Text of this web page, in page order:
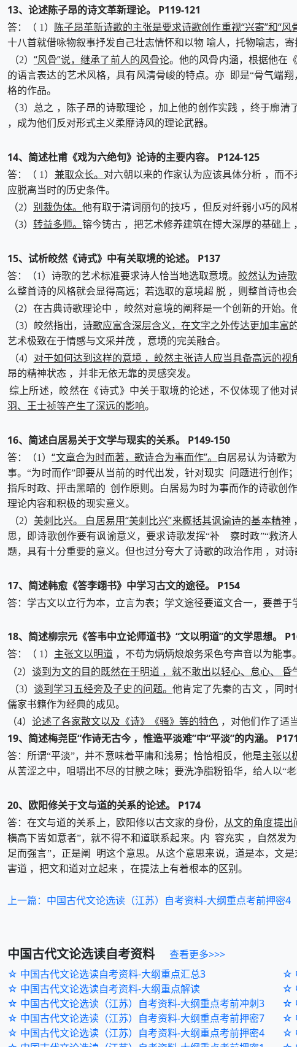
13、论述陈子昂的诗文革新理论。 P119-121
答：（ 1） 陈子昂革新诗歌的主张是要求诗歌创作重视“兴寄”和“风
十八首就借咏物叙事抒发自己壮志情怀和以物 喻人，托物喻志，
（2） “风骨”说，继承了前人的风骨论。他的风骨内涵，根据他在
的语言表达的艺术风格，具有风清骨峻的特点。亦 即是“骨气端
格的作品。
（3）总之 ，陈子昂的诗歌理论 ，加上他的创作实践 ，终于廓
，成为他们反对形式主义柔靡诗风的理论武器。
14、简述杜甫《戏为六绝句》论诗的主要内容。 P124-125
答：（ 1） 兼取众长。
对六朝以来的作家认为应该具体分析 ，而
应脱离当时的历史条件。
（2） 别裁伪体。他有取于清词丽句的技巧 ，但反对纤弱小巧的风
（3） 转益多师。 镕今铸古 ，把艺术修养建筑在博大深厚的基础上
15、试析皎然《诗式》中有关取境的论述。 P137
答：（1）诗歌的艺术标准要求诗人恰当地选取意境。 皎然认为诗
么整首诗的风格就会显得高远；若选取的意境超 脱 ，则整首诗也会
（2）在古典诗歌理论中 ，皎然对意境的阐释是一个创新的开始。
（3）皎然指出， 诗歌应富含深层含义，在文字之外传达更加丰富
艺术极致在于情感与文采并茂 ，意境的完美融合。
（4） 对于如何达到这样的意境 ，皎然主张诗人应当具备高远的视
昂的精神状态 ，并非无依无靠的灵感突发。
综上所述，皎然在《诗式》中关于取境的论述，不仅体现了他
羽、王士祯等产生了深远的影响。
16、简述白居易关于文学与现实的关系。 P149-150
答：（1）“文章合为时而著，歌诗合为事而作”。
白居易认为诗歌
事。“为时而作”即要从当前的时代出发，针对现实 问题进行创作
指斥时政、抨击黑暗的 创作原则。白居易为时为事而作的诗歌创
理论内容和积极的现实意义。
（2） 美刺比兴。 白居易用“美刺比兴”来概括其讽谕诗的基本精神
思，即诗歌创作要有讽谕意义，要求诗歌发挥“补 察时政”“救济
题，具有十分重要的意义。但也过分夸大了诗歌的政治作用 ，对
17、简述韩愈《答李翊书》中学习古文的途径。 P154
答：学古文以立行为本，立言为表；学文途径要道文合一，要善
18、简述柳宗元《答韦中立论师道书》“文以明道”的文学思想。
答：（ 1） 主张文以明道 ，不苟为炳炳烺烺务采色夸声音以为能事。
（2） 谈到为文的目的既然在于明道 ，就不敢出以轻心、怠心、 昏
（3）谈到学习五经旁及子史的问题。他肯定了先秦的古文 ，同
儒家书籍作为经典的成见。
（4） 论述了各家散文以及《诗》《骚》等的特色 ，对他们作了适
19、简述梅尧臣“作诗无古今 ，惟造平淡难”中“平淡”的内涵。 P171
答：所谓“平淡”，并不意味着平庸和浅易；恰恰相反，他是主张以
从苦涩之中，咀嚼出不尽的甘腴之味；要洗净脂粉铅华，给人以“
20、欧阳修关于文与道的关系的论述。 P174
答：在文与道的关系上，欧阳修以古文家的身份， 从文的角度提出
横高下皆如意者”，就不得不和道联系起来。内 容充实 ，自然发
足而强言”，正是阐 明这个意思。从这个意思来说，道是本，文是
害道 ，把文和道对立起来 ，在提法上有着根本的区别。
上一篇：中国古代文论选读（江苏）自考资料-大纲重点考前押密4
中国古代文论选读自考资料
查看更多>>>
☆ 中国古代文论选读自考资料-大纲重点汇总3
☆
☆ 中国古代文论选读自考资料-大纲重点解读
☆
☆ 中国古代文论选读（江苏）自考资料-大纲重点考前冲刺3
☆
☆ 中国古代文论选读（江苏）自考资料-大纲重点考前押密7
☆
☆ 中国古代文论选读（江苏）自考资料-大纲重点考前押密4
☆